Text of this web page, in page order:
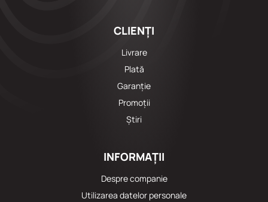
CLIENȚI
Livrare
Plată
Garanție
Promoții
Știri
INFORMAȚII
Despre companie
Utilizarea datelor personale